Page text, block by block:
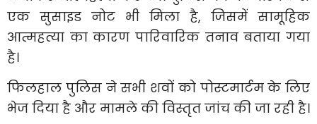
एक सुसाइड नोट भी मिला है, जिसमें सामूहिक
आत्महत्या का कारण पारिवारिक तनाव बताया गया
है।
फिलहाल पुलिस ने सभी शवों को पोस्टमार्टम के लिए
भेज दिया है और मामले की विस्तृत जांच की जा रही है।